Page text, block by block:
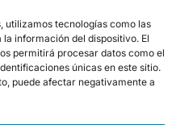
utilizamos tecnologías como las
información del dispositivo. El
permitirá procesar datos como el
únicas en este sitio.
puede afectar negativamente a
Económico Mundial
de Valeo en el consejo
de Proveedores de
Soberano francés –